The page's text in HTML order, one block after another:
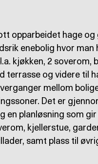
opparbeidet hage
enebolig hvor man
kjøkken, 2
terrasse og videre til
mellom
Det er
planløsning som
kjellerstue,
samt plass til